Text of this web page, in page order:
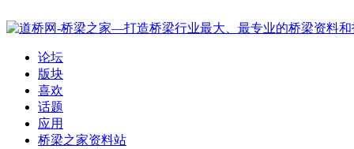
论坛
版块
喜欢
话题
应用
桥梁之家资料站